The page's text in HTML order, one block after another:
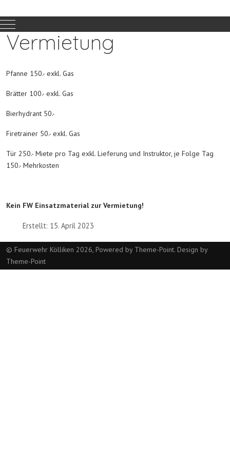
Mobile Menu Toggle
Vermietung
Pfanne 150.- exkl. Gas
Brätter 100.- exkl. Gas
Bierhydrant 50.-
Firetrainer 50.- exkl. Gas
Tür 250.- Miete pro Tag exkl. Lieferung und Instruktor, je Folge Tag
150.- Mehrkosten
Kein FW Einsatzmaterial zur Vermietung!
Erstellt: 15. April 2023
© Feuerwehr Kölliken 2026, Powered by Theme-Point. Design by
Theme-Point